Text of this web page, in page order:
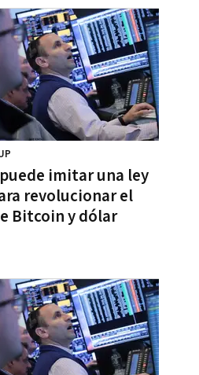
imitar una ley
revolucionar el
Bitcoin y dólar